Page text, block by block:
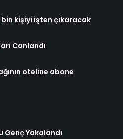
kişiyi işten çıkaracak
Canlandı
oteline abone
Genç Yakalandı